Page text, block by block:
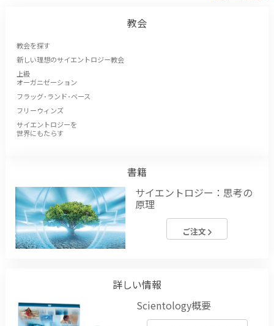
教会
教会を探す
新しい理想のサイエントロジー教会
上級
オーガニゼーション
フラッグ･ランド･ベース
フリーウィンズ
サイエントロジーを
世界にもたらす
書籍
サイエントロジー：思考の
原理
ご注文
詳しい情報
Scientology概要